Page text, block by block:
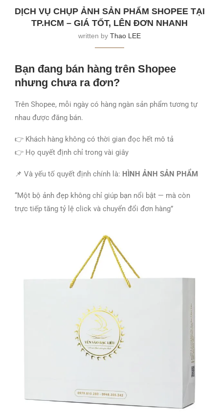
DỊCH VỤ CHỤP ẢNH SẢN PHẨM SHOPEE TẠI
TP.HCM – GIÁ TỐT, LÊN ĐƠN NHANH
written by Thao LEE
Bạn đang bán hàng trên Shopee
nhưng chưa ra đơn?
Trên Shopee, mỗi ngày có hàng ngàn sản phẩm tương tự
nhau được đăng bán.
👉 Khách hàng không có thời gian đọc hết mô tả
👉 Họ quyết định chỉ trong vài giây
📌 Và yếu tố quyết định chính là: HÌNH ẢNH SẢN PHẨM
“Một bộ ảnh đẹp không chỉ giúp bạn nổi bật — mà còn
trực tiếp tăng tỷ lệ click và chuyển đổi đơn hàng”